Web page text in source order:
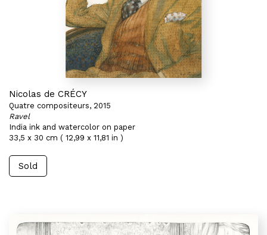
Nicolas de CRÉCY
Quatre compositeurs, 2015
Ravel
India ink and watercolor on paper
33,5 x 30 cm ( 12,99 x 11,81 in )
Sold